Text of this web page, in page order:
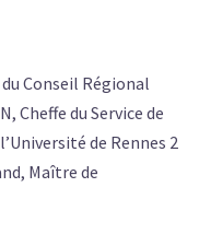
du Conseil Régional
Cheffe du Service de
de Rennes 2
Maître de